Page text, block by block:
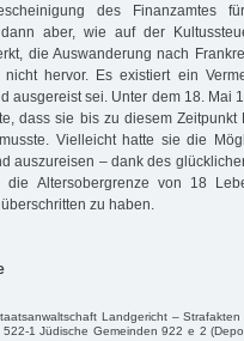
des Finanzamtes
aber, wie auf der
die Auswanderung nach
nicht hervor. Es existiert ein
ausgereist sei. Unter dem 18. Mai
dass sie bis zu diesem Zeitpunkt
Vielleicht hatte sie die
auszureisen – dank des
Altersobergrenze von 18
zu haben.
Landgericht –
1 Jüdische Gemeinden 922 e 2